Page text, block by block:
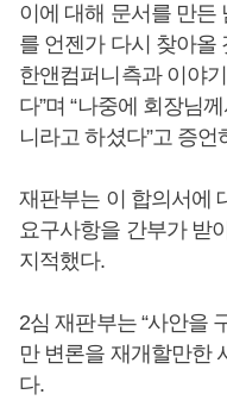
이에 대해 문서를 만든
를 언젠가 다시 찾아올
한앤컴퍼니측과 이야
다”며 “나중에 회장님
니라고 하셨다”고 증
재판부는 이 합의서에
요구사항을 간부가 받
지적했다.
2심 재판부는 “사안을
만 변론을 재개할만한
다.